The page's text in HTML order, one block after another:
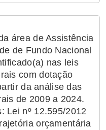
área de Assistência
de Fundo Nacional
nas leis
com dotação
da análise das
de 2009 a 2024.
Lei nº 12.595/2012
orçamentária